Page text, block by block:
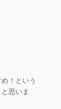
！という
思いま